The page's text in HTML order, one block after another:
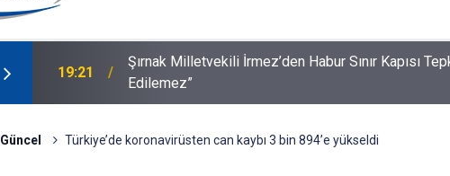
19:21
Şırnak Milletvekili İrmez’den Habur Sınır Kapısı
Edilemez”
Güncel Türkiye’de koronavirüsten can kaybı 3 bin 894’e yükseldi